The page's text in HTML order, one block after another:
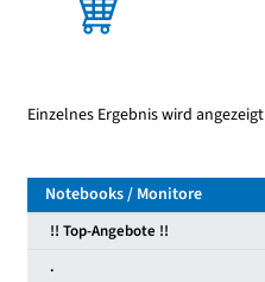
Einzelnes Ergebnis wird angezeigt
Notebooks / Monitore
!! Top-Angebote !!
.